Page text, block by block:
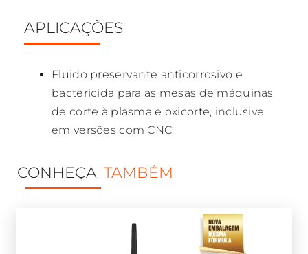
APLICAÇÕES
Fluido preservante anticorrosivo e
bactericida para as mesas de máquinas
de corte à plasma e oxicorte, inclusive
em versões com CNC.
CONHEÇA TAMBÉM